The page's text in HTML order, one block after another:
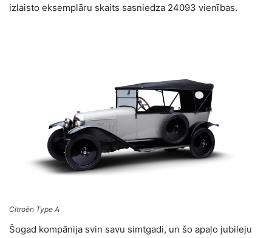
izlaisto eksemplāru skaits sasniedza 24093 vienības.
Citroën Type A
Šogad kompānija svin savu simtgadi, un šo apaļo jubileju